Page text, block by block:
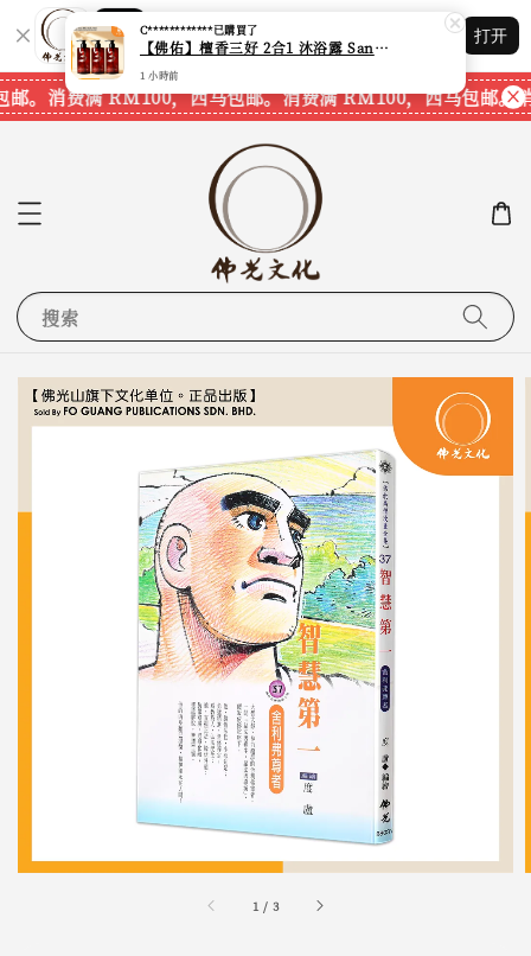
Shopping: 追踪您的订单
您信赖的商店
打开
。 消费满 RM100，西马包邮。消费满 RM100，西马包邮。消
搜索
1 / 3
C************
1 小時前